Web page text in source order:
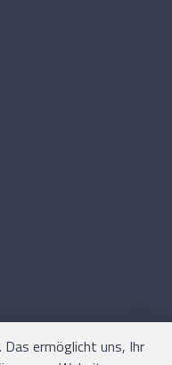
ermöglicht uns, Ihr